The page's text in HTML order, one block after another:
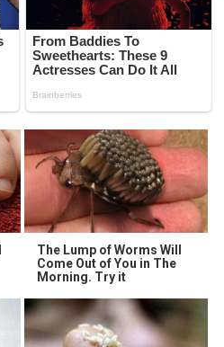
The Lump of Worms Will
Come Out of You in The
Morning. Try it